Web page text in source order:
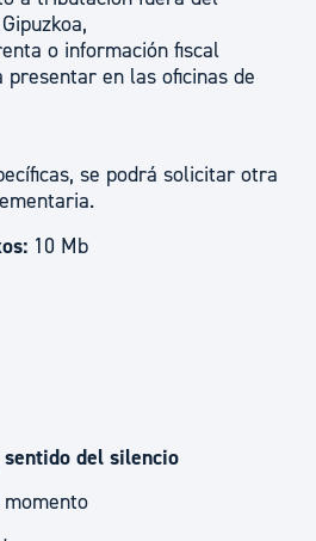
o información fiscal
en las oficinas de
se podrá solicitar otra
10 Mb
del silencio